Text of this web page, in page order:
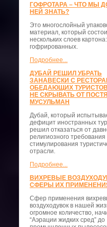
ГОФРОТАРА – ЧТО МЫ
НЕЙ ЗНАТЬ?
Это многослойный
материал, который
нескольких слоев
гофрированных.
Подробнее...
ДУБАЙ РЕШИЛ УБРАТЬ
ЗАНАВЕСКИ С
ОБЕДАЮЩИХ
НЕ СКРЫВАТЬ ОТ
МУСУЛЬМАН
Дубай, который
дефицит иностранных
решил отказаться от
религиозного требования
стимулирования
отрасли.
Подробнее...
ВИХРЕВЫЕ
СФЕРЫ ИХ
Сфер применения
воздуходувок в нашей
огромное количество,
“Аэрации жидких сред” до